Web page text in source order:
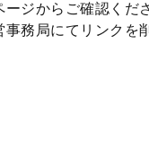
ジからご確認くだ
務局にてリンクを